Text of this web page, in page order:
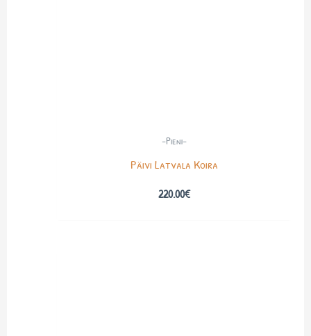
-Pieni-
Päivi Latvala Koira
220.00€